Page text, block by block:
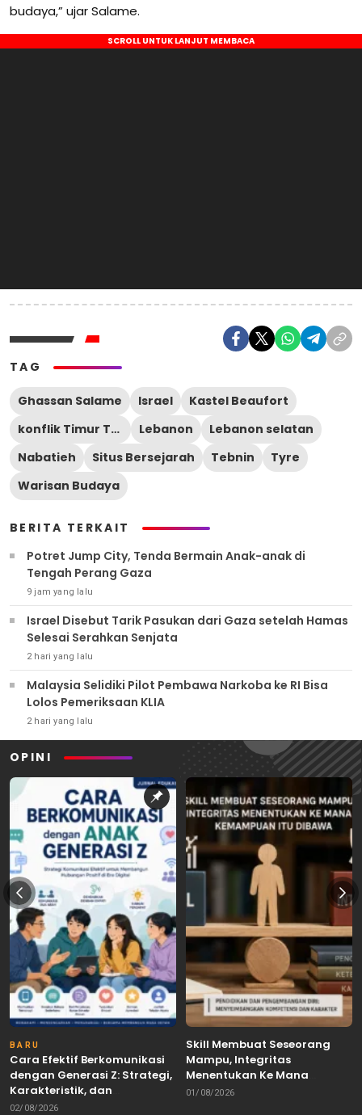
budaya,” ujar Salame.
TAG
Ghassan Salame Israel
Kastel Beaufort
konflik Timur Tengah
Lebanon
Lebanon selatan
Nabatieh
Situs Bersejarah Tebnin
Tyre
Warisan Budaya
BERITA TERKAIT
Potret Jump City, Tenda Bermain Anak-anak di
Tengah Perang Gaza
9 jam yang lalu
Israel Disebut Tarik Pasukan dari Gaza setelah Hamas
Selesai Serahkan Senjata
2 hari yang lalu
Malaysia Selidiki Pilot Pembawa Narkoba ke RI Bisa
Lolos Pemeriksaan KLIA
2 hari yang lalu
OPINI
BARU
Cara Efektif Berkomunikasi
dengan Generasi Z: Strategi,
Karakteristik, dan
Tantangannya
02/08/2026
Skill Membuat Seseorang
Mampu, Integritas
Menentukan Ke Mana
Kemampuan Itu Dibawa
01/08/2026